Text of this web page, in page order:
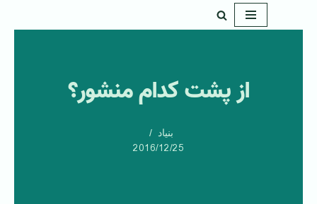
از پشت کدام منشور؟
بنیاد
2016/12/25